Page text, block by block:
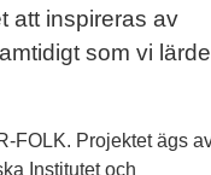
att inspireras av
som vi lärde
FOLK. Projektet ägs
Institutet och